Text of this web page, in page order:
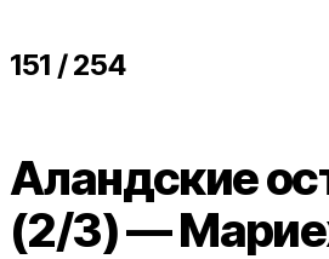
151 / 254
Аландские
(2/3) —